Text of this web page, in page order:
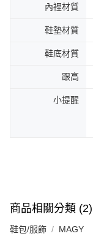
內裡材質
鞋墊材質
鞋底材質
跟高
小提醒
商品相關分類 (2)
鞋包/服飾 MAGY